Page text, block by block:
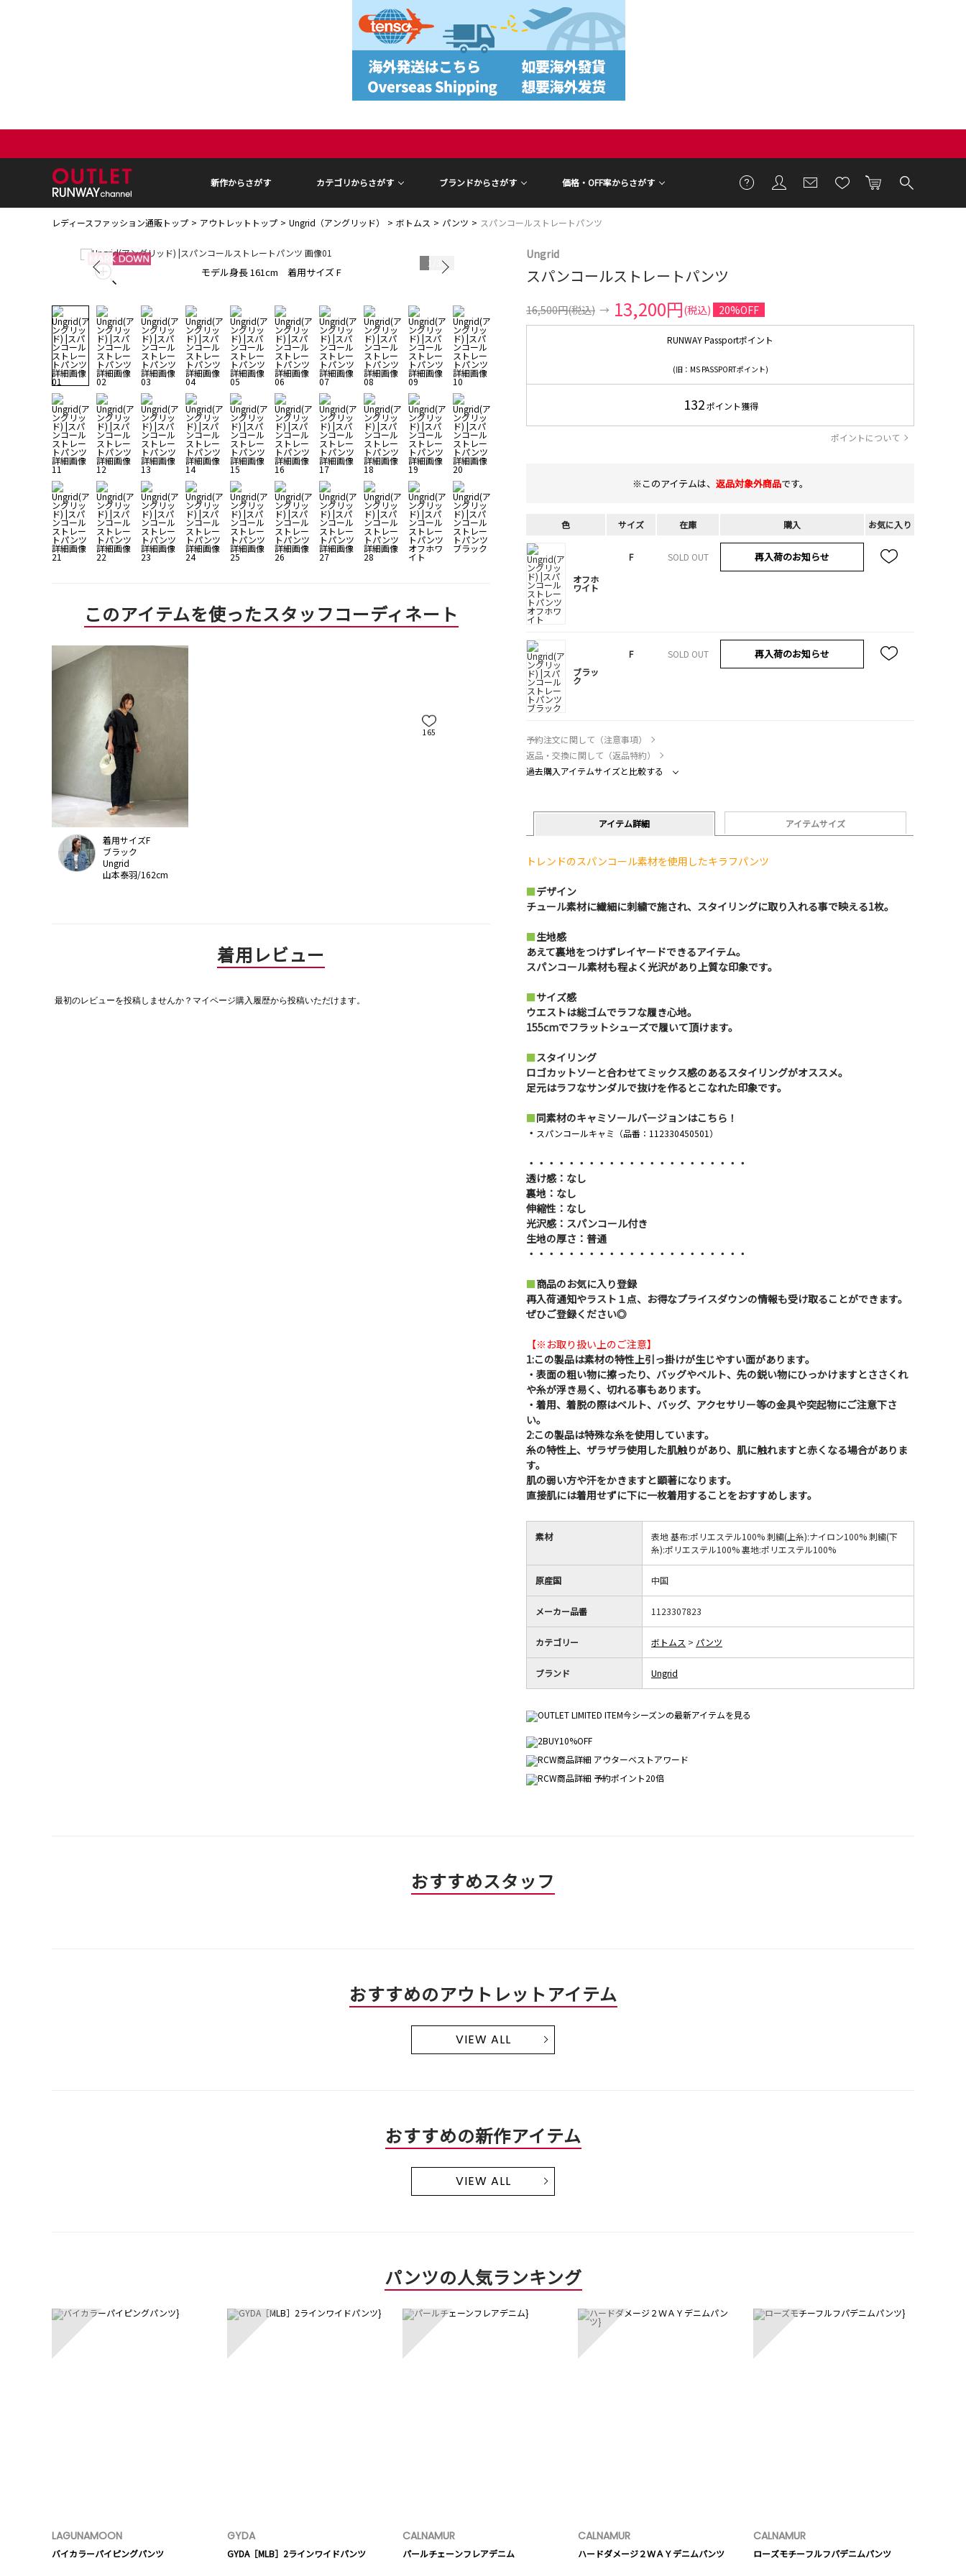
新作からさがす カテゴリからさがす ブランドからさがす 価格・OFF率からさがす
レディースファッション通販トップ アウトレットトップ Ungrid（アングリッド） ボトムス パンツ スパンコールストレートパンツ
モデル身長 161cm 着用サイズ F モデル身長 161cm 着用サイズ F
165
1 30
このアイテムを使ったスタッフコーディネート
着用サイズF
ブラック
Ungrid
山本泰羽/162cm
着用レビュー
最初のレビューを投稿しませんか？マイページ購入履歴から投稿いただけます。
Ungrid
スパンコールストレートパンツ
16,500円(税込) → 13,200円(税込) 20%OFF
RUNWAY Passportポイント
(旧：MS PASSPORTポイント)
132ポイント獲得
ポイントについて
※このアイテムは、 返品対象外商品です。
色 サイズ 在庫 購入 お気に入り
オフホ
ワイト
F SOLD OUT 再入荷のお知らせ
ブラッ
ク
F SOLD OUT 再入荷のお知らせ
予約注文に関して（注意事項）
返品・交換に関して（返品特約）
過去購入アイテムサイズと比較する
アイテム詳細 アイテムサイズ
トレンドのスパンコール素材を使用したキラフパンツ
■デザイン
チュール素材に繊細に刺繍で施され、スタイリングに取り入れる事で映える1枚。
■生地感
あえて裏地をつけずレイヤードできるアイテム。
スパンコール素材も程よく光沢があり上質な印象です。
■サイズ感
ウエストは総ゴムでラフな履き心地。
155cmでフラットシューズで履いて頂けます。
■スタイリング
ロゴカットソーと合わせてミックス感のあるスタイリングがオススメ。
足元はラフなサンダルで抜けを作るとこなれた印象です。
■同素材のキャミソールバージョンはこちら！
・ スパンコールキャミ（品番：112330450501）
・・・・・・・・・・・・・・・・・・・・・・
透け感：なし
裏地：なし
伸縮性：なし
光沢感：スパンコール付き
生地の厚さ：普通
・・・・・・・・・・・・・・・・・・・・・・
■商品のお気に入り登録
再入荷通知やラスト１点、お得なプライスダウンの情報も受け取ることができます。
ぜひご登録ください◎
【※お取り扱い上のご注意】
1:この製品は素材の特性上引っ掛けが生じやすい面があります。
・表面の粗い物に擦ったり、バッグやベルト、先の鋭い物にひっかけますとささくれ
や糸が浮き易く、切れる事もあります。
・着用、着脱の際はベルト、バッグ、アクセサリー等の金具や突起物にご注意下さ
い。
2:この製品は特殊な糸を使用しています。
糸の特性上、ザラザラ使用した肌触りがあり、肌に触れますと赤くなる場合がありま
す。
肌の弱い方や汗をかきますと顕著になります。
直接肌には着用せずに下に一枚着用することをおすすめします。
素材
表地 基布:ポリエステル100% 刺繍(上糸):ナイロン100% 刺繍(下
糸):ポリエステル100% 裏地:ポリエステル100%
原産国 中国
メーカー品番 1123307823
カテゴリー ボトムス > パンツ
ブランド Ungrid
おすすめスタッフ
おすすめのアウトレットアイテム
VIEW ALL
おすすめの新作アイテム
VIEW ALL
パンツの人気ランキング
LAGUNAMOON
バイカラーパイピングパンツ
GYDA
GYDA［MLB］2ラインワイドパンツ
CALNAMUR
パールチェーンフレアデニム
CALNAMUR
ハードダメージ２ＷＡＹデニムパンツ
CALNAMUR
ローズモチーフルフパデニムパンツ